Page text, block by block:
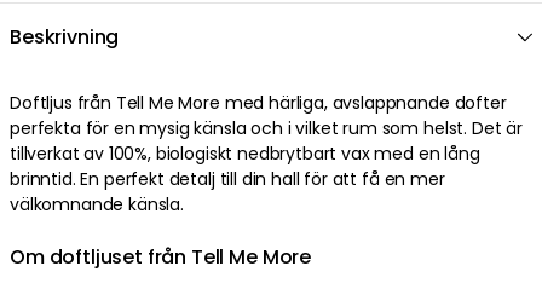
Beskrivning
Doftljus från Tell Me More med härliga, avslappnande dofter
perfekta för en mysig känsla och i vilket rum som helst. Det är
tillverkat av 100%, biologiskt nedbrytbart vax med en lång
brinntid. En perfekt detalj till din hall för att få en mer
välkomnande känsla.
Om doftljuset från Tell Me More